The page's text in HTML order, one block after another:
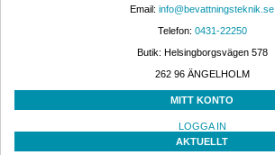
Email: info@bevattningsteknik.se
Telefon: 0431-22250
Butik: Helsingborgsvägen 578
262 96 ÄNGELHOLM
MITT KONTO
LOGGA IN
AKTUELLT